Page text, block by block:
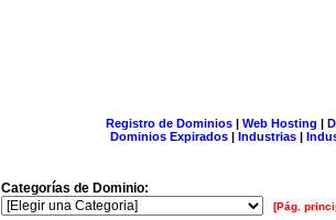
Registro de Dominios| Web Hosting |
Dominios Expirados | Industrias |
Categorías de Dominio:
[Pág.